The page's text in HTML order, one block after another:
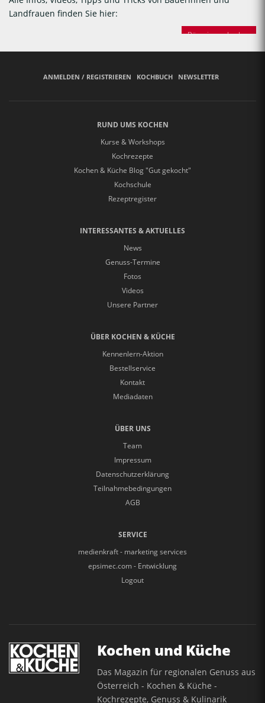
Landfrauen finden Sie hier:
Bäuerinnen backen
ANMELDEN / REGISTRIEREN KOCHBUCH NEWSLETTER
RUND UMS KOCHEN
Kurse & Workshops
Kochrezepte
Kochen & Küche Blog "Gut gekocht"
Kochschule
Rezeptregister
INTERESSANTES & AKTUELLES
News
Genuss-Termine
Fotos
Videos
Unsere Partner
ÜBER KOCHEN & KÜCHE
Kennenlern-Aktion
Bestellservice
Kontakt
Mediadaten
ÜBER UNS
Team
Impressum
Datenschutzerklärung
Teilnahmebedingungen
AGB
SERVICE
medienkraft - marketing services
epsimec.com - Entwicklung
Logout
Kochen und Küche
Das Magazin für regionalen Genuss aus
Österreich - Kochen & Küche -
Kochrezepte, Genuss & Kulinarik